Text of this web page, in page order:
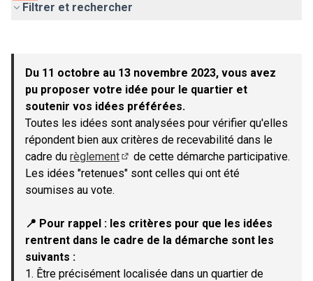
Filtrer et rechercher
−
Du 11 octobre au 13 novembre 2023, vous avez
pu proposer votre idée pour le quartier et
soutenir vos idées préférées.
Toutes les idées sont analysées pour vérifier qu'elles
répondent bien aux critères de recevabilité dans le
cadre du règlement
(Lien externe)
de cette démarche participative.
Les idées "retenues" sont celles qui ont été
soumises au vote.
📍 Pour rappel : les critères pour que les idées
rentrent dans le cadre de la démarche sont les
suivants :
1. Être précisément localisée dans un quartier de